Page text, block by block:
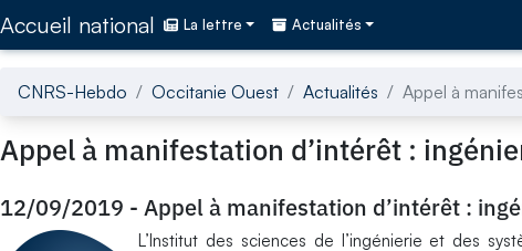
Accueil national La lettre Actualités
CNRS-Hebdo Occitanie Ouest Actualités Appel à
Appel à manifestation d’intérêt :
12/09/2019 - Appel à manifestation d’intérêt :
L’Institut des sciences de l’ingénierie et des